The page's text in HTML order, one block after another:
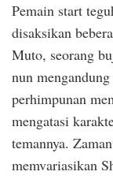
Pemain start
disaksikan
Muto, seorang
nun
perhimpunan
mengatasi
temannya.
memvariasikan